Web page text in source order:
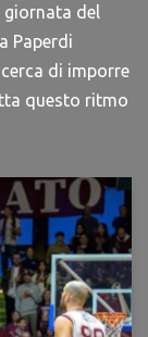
giornata del
Paperdi
di imporre
questo ritmo